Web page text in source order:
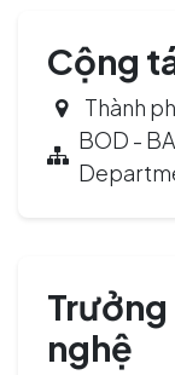
Cộng
Thành
BOD -
Trưởng
nghệ